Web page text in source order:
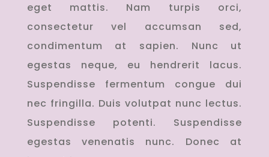
eget mattis. Nam turpis orci,
consectetur vel accumsan sed,
condimentum at sapien. Nunc ut
egestas neque, eu hendrerit lacus.
Suspendisse fermentum congue dui
nec fringilla. Duis volutpat nunc lectus.
Suspendisse potenti. Suspendisse
egestas venenatis nunc. Donec at